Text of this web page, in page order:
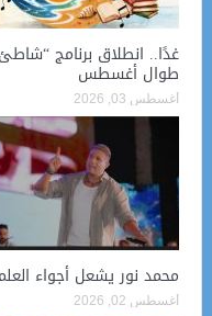
طوال أغسطس
أغسطس 03, 2026
محمد نور يشعل أجواء
أغسطس 02, 2026